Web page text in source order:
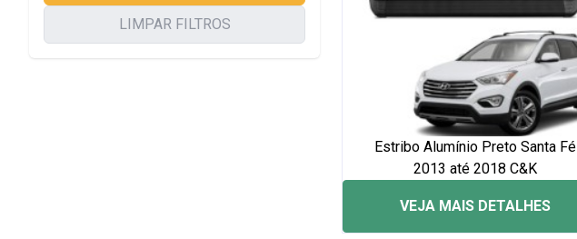
LIMPAR FILTROS
Estribo Alumínio Preto Santa Fé
2013 até 2018 C&K
VEJA MAIS DETALHES